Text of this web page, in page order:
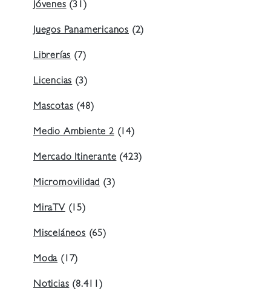
Jóvenes(31)
Juegos Panamericanos (2)
Librerías(7)
Licencias(3)
Mascotas(48)
Medio Ambiente 2(14)
Mercado Itinerante(423)
Micromovilidad(3)
MiraTV(15)
Misceláneos(65)
Moda(17)
Noticias(8.411)